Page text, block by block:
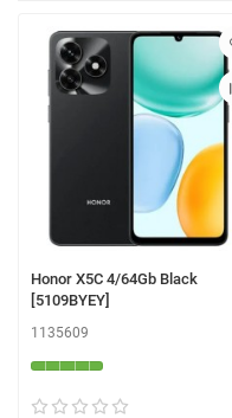
Honor X5C 4/64Gb Black
[5109BYEY]
1135609